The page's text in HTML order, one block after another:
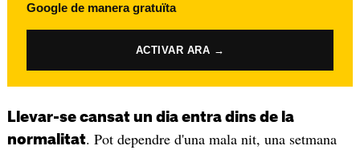
Google de manera gratuïta
ACTIVAR ARA →
Llevar-se cansat un dia entra dins de la
normalitat. Pot dependre d'una mala nit, una setmana